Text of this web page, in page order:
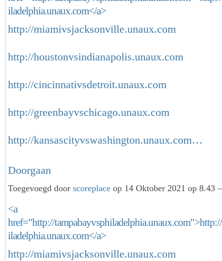
iladelphia.unaux.com</a>
http://miamivsjacksonville.unaux.com
http://houstonvsindianapolis.unaux.com
http://cincinnativsdetroit.unaux.com
http://greenbayvschicago.unaux.com
http://kansascityvswashington.unaux.com…
Doorgaan
Toegevoegd door scoreplace op 14 Oktober 2021 op 8.43
<a
href="http://
iladelphia.unaux.com</a>
http://miamivsjacksonville.unaux.com